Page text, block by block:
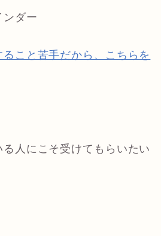
ンダー
こと苦手だから、こちらを
人にこそ受けてもらいたい